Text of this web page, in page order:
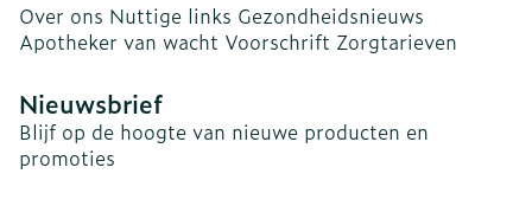
Over ons Nuttige links Gezondheidsnieuws
Apotheker van wacht Voorschrift Zorgtarieven
Nieuwsbrief
Blijf op de hoogte van nieuwe producten en
promoties